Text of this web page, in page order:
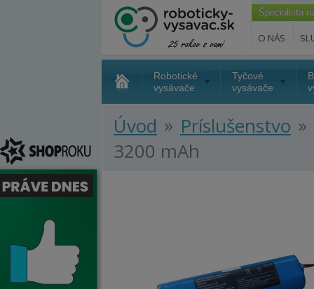
Špecialista
O NÁS
Robotické
vysávače
Tyčové
vysávače
Úvod » Príslušenstvo »
3200 mAh